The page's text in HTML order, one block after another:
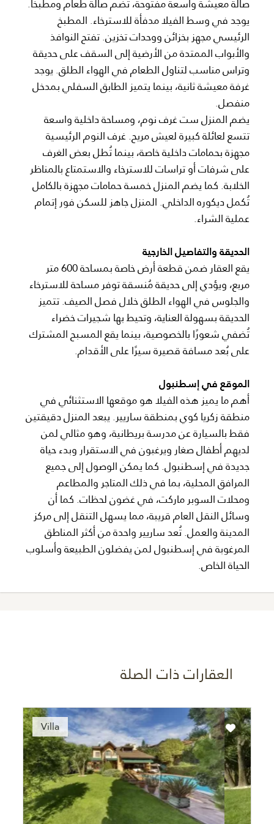
يوجد في وسط الفيلا مدفأة للاسترخاء. المطبخ
الرئيسي مجهز بخزائن ووحدات تخزين. تفتح النوافذ
والأبواب الممتدة من الأرضية إلى السقف على حديقة
وتراس مناسب لتناول الطعام في الهواء الطلق. يوجد
غرفة معيشة ثانية، بينما يتميز الطابق السفلي بمدخل
منفصل.
يضم المنزل ست غرف نوم، ومساحة داخلية واسعة
تتسع لعائلة كبيرة لعيش مريح. غرف النوم الرئيسية
مجهزة بحمامات داخلية خاصة، بينما تُطل بعض الغرف
على شرفات أو تراسات للاسترخاء والاستمتاع بالمناظر
الخلابة. كما يضم المنزل خمسة حمامات مجهزة بالكامل
تُكمل ديكوره الداخلي. المنزل جاهز للسكن فور إتمام
عملية الشراء.
الحديقة والتفاصيل الخارجية
يقع العقار ضمن قطعة أرض خاصة بمساحة 600 متر
مربع، ويؤدي إلى حديقة مُنسقة توفر مساحة للاسترخاء
والجلوس في الهواء الطلق خلال فصل الصيف. تتميز
الحديقة بسهولة العناية، وتحيط بها شجيرات خضراء
تُضفي شعورًا بالخصوصية، بينما يقع المسبح المشترك
على بُعد مسافة قصيرة سيرًا على الأقدام.
الموقع في إسطنبول
أهم ما يميز هذه الفيلا هو موقعها الاستثنائي في
منطقة زكريا كوي بمنطقة ساريير. يبعد المنزل دقيقتين
فقط بالسيارة عن مدرسة بريطانية، وهو مثالي لمن
لديهم أطفال صغار ويرغبون في الاستقرار وبدء حياة
جديدة في إسطنبول. كما يمكن الوصول إلى جميع
المرافق المحلية، بما في ذلك المتاجر والمطاعم
ومحلات السوبر ماركت، في غضون لحظات. كما أن
وسائل النقل العام قريبة، مما يسهل التنقل إلى مركز
المدينة والعمل. تُعد ساريير واحدة من أكثر المناطق
المرغوبة في إسطنبول لمن يفضلون الطبيعة وأسلوب
الحياة الخاص.
العقارات ذات الصلة
Villa
Recommended